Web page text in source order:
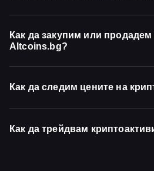
Как да закупим или
Altcoins.bg?
Как да следим цените на
Как да трейдвам